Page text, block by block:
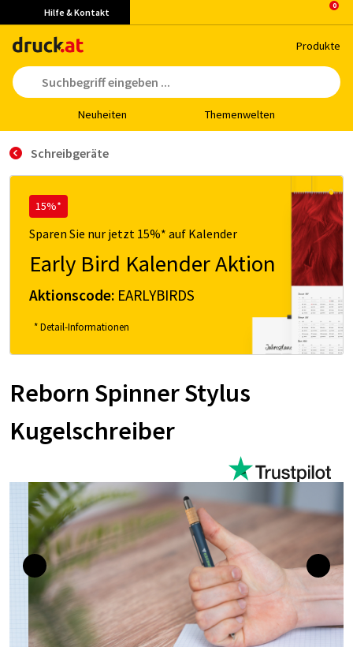
Hilfe & Kontakt
Pro­duk­te
Neu­hei­ten The­men­wel­ten
Schreibgeräte
15%*
Sparen Sie nur jetzt 15%* auf Kalender
Early Bird Kalender Aktion
Aktionscode: EARLYBIRDS
* Detail-Informationen
Reborn Spinner Stylus
Kugelschreiber